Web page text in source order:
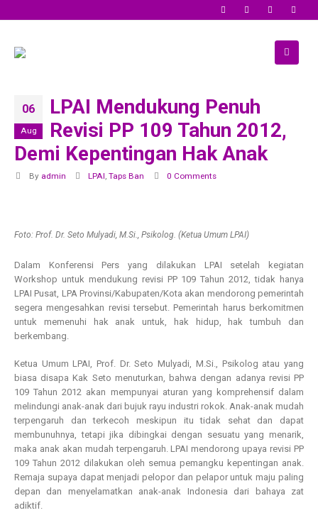
06
Aug
LPAI Mendukung Penuh
Revisi PP 109 Tahun 2012,
Demi Kepentingan Hak Anak
By admin LPAI,Taps Ban 0 Comments
Foto: Prof. Dr. Seto Mulyadi, M.Si., Psikolog. (Ketua Umum LPAI)
Dalam Konferensi Pers yang dilakukan LPAI setelah kegiatan
Workshop untuk mendukung revisi PP 109 Tahun 2012, tidak hanya
LPAI Pusat, LPA Provinsi/Kabupaten/Kota akan mendorong pemerintah
segera mengesahkan revisi tersebut. Pemerintah harus berkomitmen
untuk memenuhi hak anak untuk, hak hidup, hak tumbuh dan
berkembang.
Ketua Umum LPAI, Prof. Dr. Seto Mulyadi, M.Si., Psikolog atau yang
biasa disapa Kak Seto menuturkan, bahwa dengan adanya revisi PP
109 Tahun 2012 akan mempunyai aturan yang komprehensif dalam
melindungi anak-anak dari bujuk rayu industri rokok. Anak-anak mudah
terpengaruh dan terkecoh meskipun itu tidak sehat dan dapat
membunuhnya, tetapi jika dibingkai dengan sesuatu yang menarik,
maka anak akan mudah terpengaruh. LPAI mendorong upaya revisi PP
109 Tahun 2012 dilakukan oleh semua pemangku kepentingan anak.
Remaja supaya dapat menjadi pelopor dan pelapor untuk maju paling
depan dan menyelamatkan anak-anak Indonesia dari bahaya zat
adiktif.